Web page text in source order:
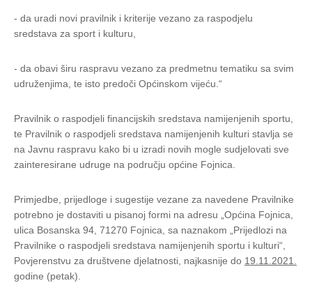
- da uradi novi pravilnik i kriterije vezano za raspodjelu
sredstava za sport i kulturu,
- da obavi širu raspravu vezano za predmetnu tematiku sa svim
udruženjima, te isto predoči Općinskom vijeću.“
Pravilnik o raspodjeli financijskih sredstava namijenjenih sportu,
te Pravilnik o raspodjeli sredstava namijenjenih kulturi stavlja se
na Javnu raspravu kako bi u izradi novih mogle sudjelovati sve
zainteresirane udruge na području općine Fojnica.
Primjedbe, prijedloge i sugestije vezane za navedene Pravilnike
potrebno je dostaviti u pisanoj formi na adresu „Općina Fojnica,
ulica Bosanska 94, 71270 Fojnica, sa naznakom „Prijedlozi na
Pravilnike o raspodjeli sredstava namijenjenih sportu i kulturi“,
Povjerenstvu za društvene djelatnosti, najkasnije do 19.11.2021.
godine (petak).